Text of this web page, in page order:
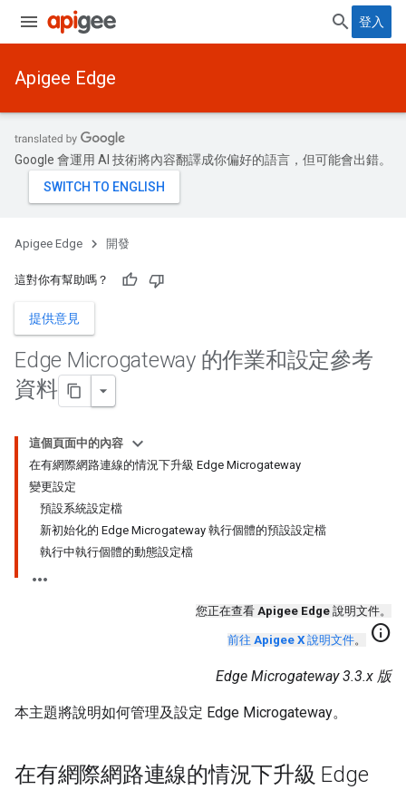
登入
Apigee Edge
Google 會運用 AI 技術將內容翻譯成你偏好的語言，但可能會出錯。
Apigee Edge 開發
這對你有幫助嗎？
提供意見
Edge Microgateway 的作業和設定參考
資料
這個頁面中的內容
在有網際網路連線的情況下升級 Edge Microgateway
變更設定
預設系統設定檔
新初始化的 Edge Microgateway 執行個體的預設設定檔
執行中執行個體的動態設定檔
您正在查看 Apigee Edge 說明文件。
前往 Apigee X 說明文件。 info
Edge Microgateway 3.3.x 版
本主題將說明如何管理及設定 Edge Microgateway。
在有網際網路連線的情況下升級 Edge